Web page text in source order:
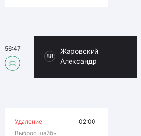
88
Жаровский
Александр
56:47
Удаление
02:00
Выброс шайбы